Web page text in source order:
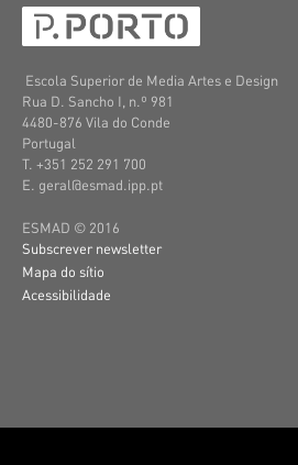
Escola Superior de Media Artes e Design
Rua D. Sancho I, n.º 981
4480-876 Vila do Conde
Portugal
T. +351 252 291 700
E. geral@esmad.ipp.pt
ESMAD © 2016
Subscrever newsletter
Mapa do sítio
Acessibilidade